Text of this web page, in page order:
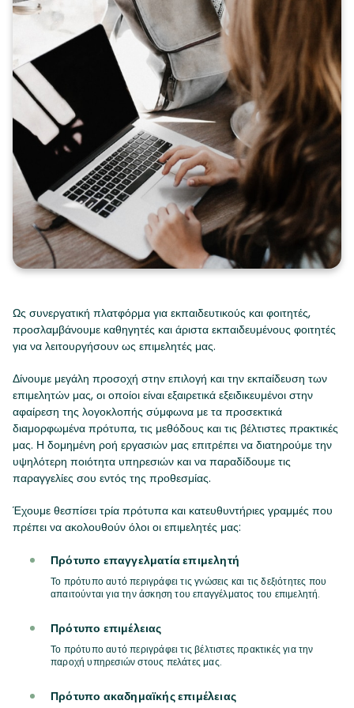
Ως συνεργατική πλατφόρμα για εκπαιδευτικούς και φοιτητές,
προσλαμβάνουμε καθηγητές και άριστα εκπαιδευμένους φοιτητές
για να λειτουργήσουν ως επιμελητές μας.
Δίνουμε μεγάλη προσοχή στην επιλογή και την εκπαίδευση των
επιμελητών μας, οι οποίοι είναι εξαιρετικά εξειδικευμένοι στην
αφαίρεση της λογοκλοπής σύμφωνα με τα προσεκτικά
διαμορφωμένα πρότυπα, τις μεθόδους και τις βέλτιστες πρακτικές
μας. Η δομημένη ροή εργασιών μας επιτρέπει να διατηρούμε την
υψηλότερη ποιότητα υπηρεσιών και να παραδίδουμε τις
παραγγελίες σου εντός της προθεσμίας.
Έχουμε θεσπίσει τρία πρότυπα και κατευθυντήριες γραμμές που
πρέπει να ακολουθούν όλοι οι επιμελητές μας:
Πρότυπο επαγγελματία επιμελητή
Το πρότυπο αυτό περιγράφει τις γνώσεις και τις δεξιότητες που
απαιτούνται για την άσκηση του επαγγέλματος του επιμελητή.
Πρότυπο επιμέλειας
Το πρότυπο αυτό περιγράφει τις βέλτιστες πρακτικές για την
παροχή υπηρεσιών στους πελάτες μας.
Πρότυπο ακαδημαϊκής επιμέλειας